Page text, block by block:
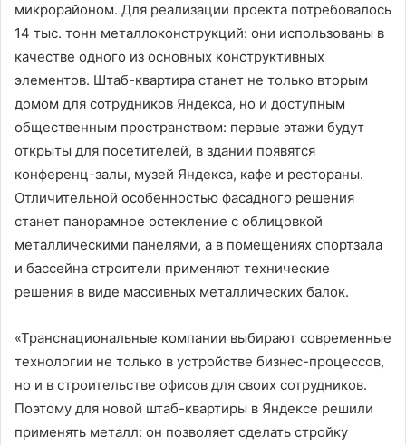
микрорайоном. Для реализации проекта потребовалось
14 тыс. тонн металлоконструкций: они использованы в
качестве одного из основных конструктивных
элементов. Штаб-квартира станет не только вторым
домом для сотрудников Яндекса, но и доступным
общественным пространством: первые этажи будут
открыты для посетителей, в здании появятся
конференц-залы, музей Яндекса, кафе и рестораны.
Отличительной особенностью фасадного решения
станет панорамное остекление с облицовкой
металлическими панелями, а в помещениях спортзала
и бассейна строители применяют технические
решения в виде массивных металлических балок.
«Транснациональные компании выбирают современные
технологии не только в устройстве бизнес-процессов,
но и в строительстве офисов для своих сотрудников.
Поэтому для новой штаб-квартиры в Яндексе решили
применять металл: он позволяет сделать стройку